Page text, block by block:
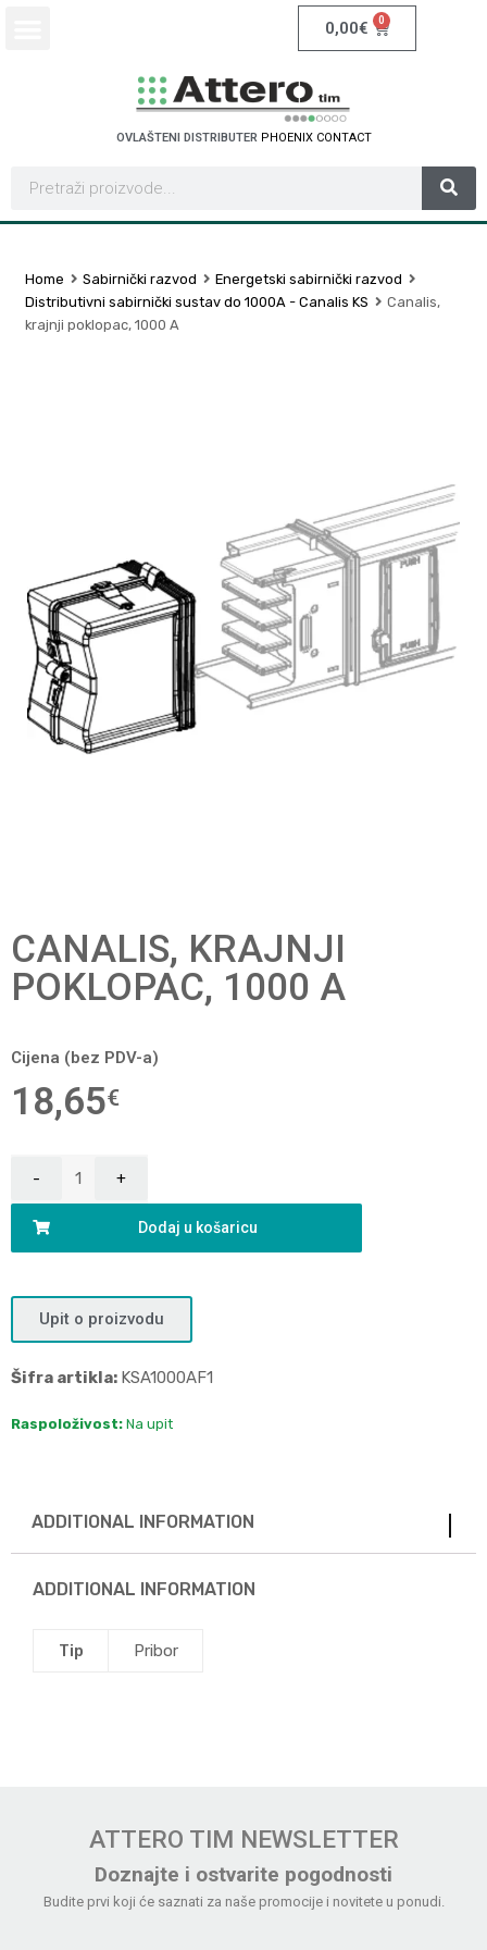
0,00€ 0
OVLAŠTENI DISTRIBUTER PHOENIX CONTACT
Home Sabirnički razvod
Energetski sabirnički razvod
Distributivni sabirnički sustav do 1000A - Canalis KS
Canalis,
krajnji poklopac, 1000 A
CANALIS, KRAJNJI
POKLOPAC, 1000 A
Cijena (bez PDV-a)
18,65€
Dodaj u košaricu
Upit o proizvodu
Šifra artikla: KSA1000AF1
Raspoloživost: Na upit
ADDITIONAL INFORMATION
ADDITIONAL INFORMATION
Tip Pribor
ATTERO TIM NEWSLETTER
Doznajte i ostvarite pogodnosti
Budite prvi koji će saznati za naše promocije i novitete u ponudi.